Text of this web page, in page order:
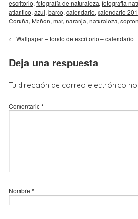
escritorio, fotografía de naturaleza, fotografia
atlantico, azul, barco, calendario, calendario
Coruña, Mañon, mar, naranja, naturaleza,
← Wallpaper – fondo de escritorio – calendario
Deja una respuesta
Tu dirección de correo electrónico
Comentario *
Nombre *